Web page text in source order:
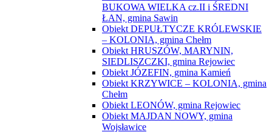
BUKOWA WIELKA cz.II i ŚREDNI
ŁAN, gmina Sawin
Obiekt DEPUŁTYCZE KRÓLEWSKIE
– KOLONIA, gmina Chełm
Obiekt HRUSZÓW, MARYNIN,
SIEDLISZCZKI, gmina Rejowiec
Obiekt JÓZEFIN, gmina Kamień
Obiekt KRZYWICE – KOLONIA, gmina
Chełm
Obiekt LEONÓW, gmina Rejowiec
Obiekt MAJDAN NOWY, gmina
Wojsławice